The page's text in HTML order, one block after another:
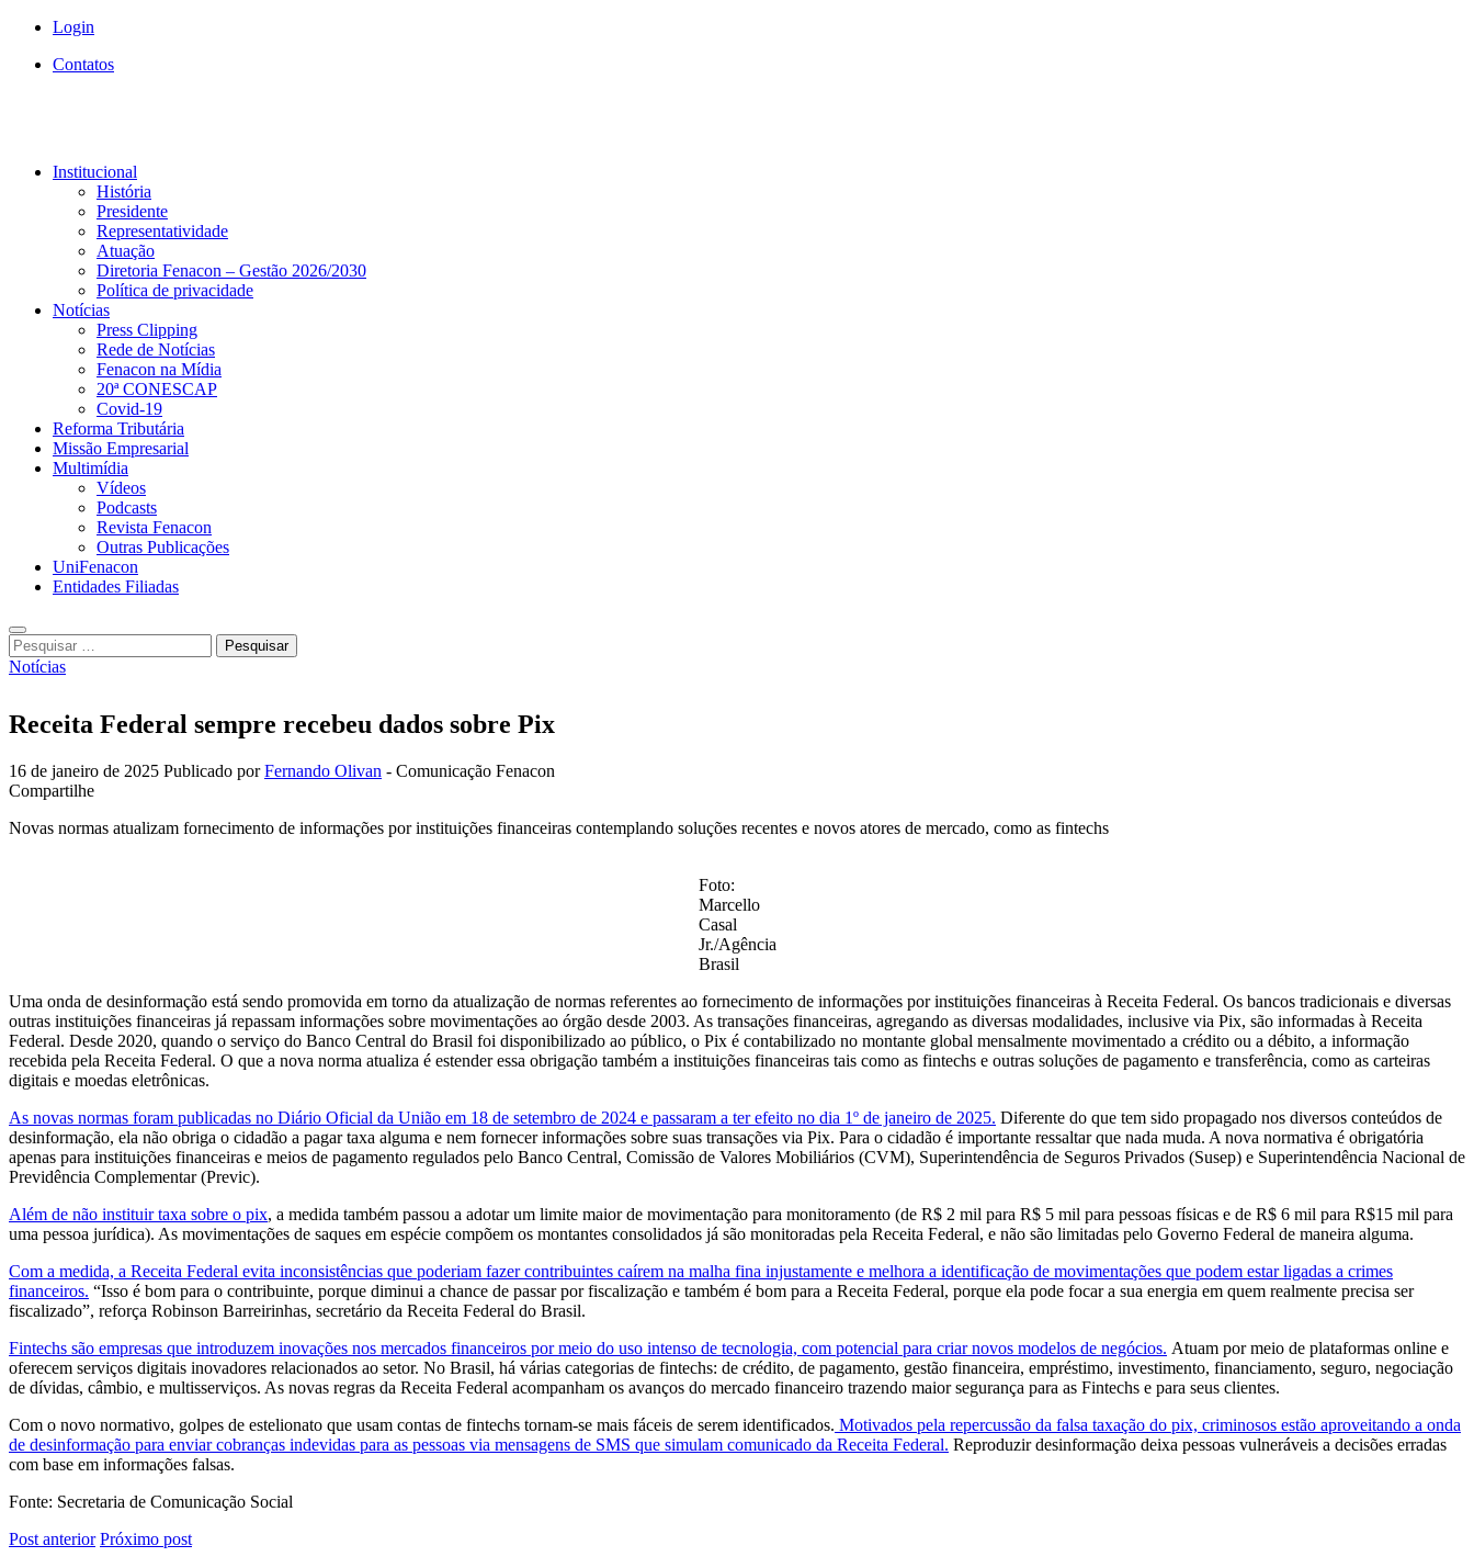
Login
Contatos
Institucional
História
Presidente
Representatividade
Atuação
Diretoria Fenacon – Gestão 2026/2030
Política de privacidade
Notícias
Press Clipping
Rede de Notícias
Fenacon na Mídia
20ª CONESCAP
Covid-19
Reforma Tributária
Missão Empresarial
Multimídia
Vídeos
Podcasts
Revista Fenacon
Outras Publicações
UniFenacon
Entidades Filiadas
Pesquisar
por:
Notícias
Receita Federal sempre recebeu dados sobre Pix
16 de janeiro de 2025 Publicado porFernando Olivan - Comunicação Fenacon
Compartilhe
Novas normas atualizam fornecimento de informações por instituições financeiras contemplando soluções recentes e novos atores de mercado, como as fintechs
Foto:
Marcello
Casal
Jr./Agência
Brasil
Uma onda de desinformação está sendo promovida em torno da atualização de normas referentes ao fornecimento de informações por instituições financeiras à Receita Federal. Os bancos tradicionais e diversas
outras instituições financeiras já repassam informações sobre movimentações ao órgão desde 2003. As transações financeiras, agregando as diversas modalidades, inclusive via Pix, são informadas à Receita
Federal. Desde 2020, quando o serviço do Banco Central do Brasil foi disponibilizado ao público, o Pix é contabilizado no montante global mensalmente movimentado a crédito ou a débito, a informação
recebida pela Receita Federal. O que a nova norma atualiza é estender essa obrigação também a instituições financeiras tais como as fintechs e outras soluções de pagamento e transferência, como as carteiras
digitais e moedas eletrônicas.
As novas normas foram publicadas no Diário Oficial da União em 18 de setembro de 2024 e passaram a ter efeito no dia 1º de janeiro de 2025. Diferente do que tem sido propagado nos diversos conteúdos de
desinformação, ela não obriga o cidadão a pagar taxa alguma e nem fornecer informações sobre suas transações via Pix. Para o cidadão é importante ressaltar que nada muda. A nova normativa é obrigatória
apenas para instituições financeiras e meios de pagamento regulados pelo Banco Central, Comissão de Valores Mobiliários (CVM), Superintendência de Seguros Privados (Susep) e Superintendência Nacional de
Previdência Complementar (Previc).
Além de não instituir taxa sobre o pix, a medida também passou a adotar um limite maior de movimentação para monitoramento (de R$ 2 mil para R$ 5 mil para pessoas físicas e de R$ 6 mil para R$15 mil para
uma pessoa jurídica). As movimentações de saques em espécie compõem os montantes consolidados já são monitoradas pela Receita Federal, e não são limitadas pelo Governo Federal de maneira alguma.
Com a medida, a Receita Federal evita inconsistências que poderiam fazer contribuintes caírem na malha fina injustamente e melhora a identificação de movimentações que podem estar ligadas a crimes
financeiros. “Isso é bom para o contribuinte, porque diminui a chance de passar por fiscalização e também é bom para a Receita Federal, porque ela pode focar a sua energia em quem realmente precisa ser
fiscalizado”, reforça Robinson Barreirinhas, secretário da Receita Federal do Brasil.
​Fintechs são empresas que introduzem inovações nos mercados financeiros por meio do uso intenso de tecnologia, com potencial para criar novos modelos de negócios. Atuam por meio de plataformas online e
oferecem serviços digitais inovadores relacionados ao setor. No Brasil, há várias categorias de fintechs: de crédito, de pagamento, gestão financeira, empréstimo, investimento, financiamento, seguro, negociação
de dívidas, câmbio, e multisserviços. As novas regras da Receita Federal acompanham os avanços do mercado financeiro trazendo maior segurança para as Fintechs e para seus clientes.
Com o novo normativo, golpes de estelionato que usam contas de fintechs tornam-se mais fáceis de serem identificados. Motivados pela repercussão da falsa taxação do pix, criminosos estão aproveitando a onda
de desinformação para enviar cobranças indevidas para as pessoas via mensagens de SMS que simulam comunicado da Receita Federal. Reproduzir desinformação deixa pessoas vulneráveis a decisões erradas
com base em informações falsas.
Fonte: Secretaria de Comunicação Social
Post anterior Próximo post